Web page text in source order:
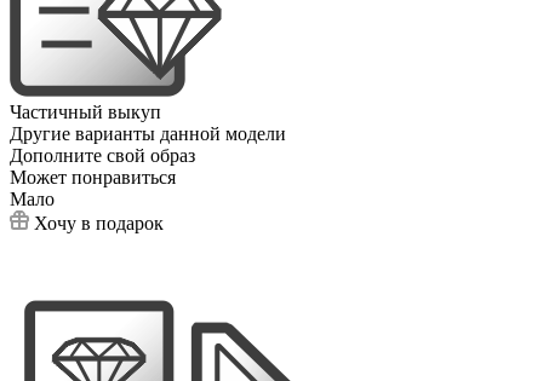
Частичный выкуп
Другие варианты данной модели
Дополните свой образ
Может понравиться
Мало
Хочу в подарок